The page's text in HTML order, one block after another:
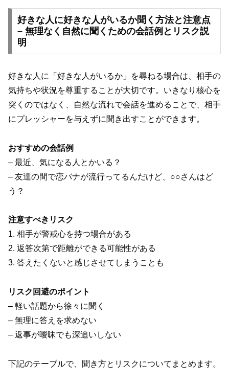
好きな人に好きな人がいるか聞く方法と注意点
– 無理なく自然に聞くための会話例とリスク説
明
好きな人に「好きな人がいるか」を尋ねる場合は、相手の
気持ちや状況を尊重することが大切です。いきなり核心を
突くのではなく、自然な流れで会話を進めることで、相手
にプレッシャーを与えずに聞き出すことができます。
おすすめの会話例
– 最近、気になる人とかいる？
– 友達の間で恋バナが流行ってるんだけど、○○さんはど
う？
注意すべきリスク
1. 相手が警戒心を持つ場合がある
2. 返答次第で距離ができる可能性がある
3. 答えたくないと感じさせてしまうことも
リスク回避のポイント
– 軽い話題から徐々に聞く
– 無理に答えを求めない
– 返事が曖昧でも深追いしない
下記のテーブルで、聞き方とリスクについてまとめます。